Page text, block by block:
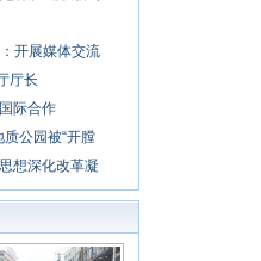
开展媒体交流
厅长
际合作
质公园被“开膛
想深化改革凝
特色社会主义